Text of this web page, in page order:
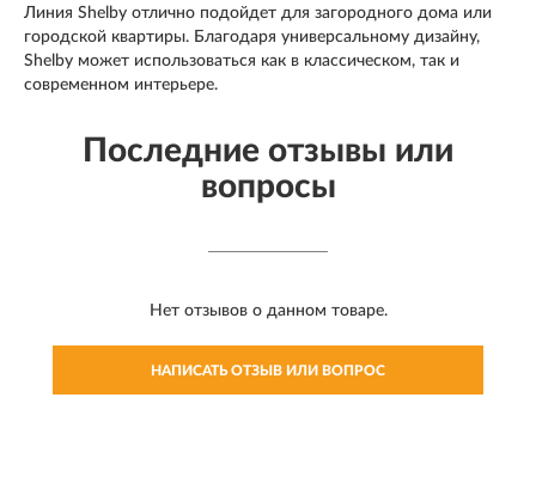
Линия Shelby отлично подойдет для загородного дома или
городской квартиры. Благодаря универсальному дизайну,
Shelby может использоваться как в классическом, так и
современном интерьере.
Последние отзывы или
вопросы
Нет отзывов о данном товаре.
НАПИСАТЬ ОТЗЫВ ИЛИ ВОПРОС